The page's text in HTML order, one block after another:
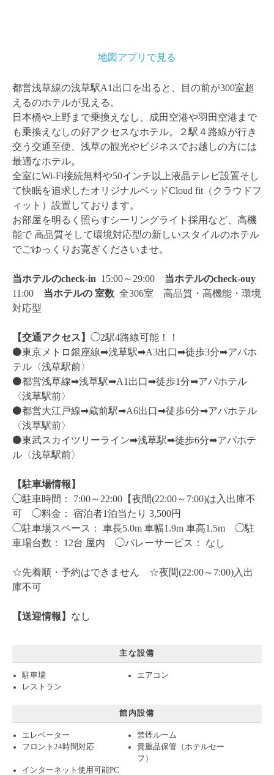
地図アプリで見る
都営浅草線の浅草駅A1出口を出ると、目の前が300室超
えるのホテルが見える。
日本橋や上野まで乗換えなし、成田空港や羽田空港まで
も乗換えなしの好アクセスなホテル。２駅４路線が行き
交う交通至便、浅草の観光やビジネスでお越しの方には
最適なホテル。
全室にWi-Fi接続無料や50インチ以上液晶テレビ設置そし
て快眠を追求したオリジナルベッドCloud fit（クラウドフ
ィット）設置しております。
お部屋を明るく照らすシーリングライト採用など、高機
能で 高品質そして環境対応型の新しいスタイルのホテル
でごゆっくりお寛ぎくださいませ。
当ホテルのcheck-in 15:00～29:00 当ホテルのcheck-ouy
11:00 当ホテルの 室数 全306室 高品質・高機能・環境
対応型
【交通アクセス】 ◯2駅4路線可能！！
⚫️東京メトロ銀座線➡︎浅草駅➡︎A3出口➡︎徒歩3分➡︎アパホ
テル〈浅草駅前〉
⚫️都営浅草線➡︎浅草駅➡︎A1出口➡︎徒歩1分➡︎アパホテル
〈浅草駅前〉
⚫️都営大江戸線➡︎蔵前駅➡︎A6出口➡︎徒歩6分➡︎アパホテル
〈浅草駅前〉
⚫️東武スカイツリーライン➡︎浅草駅➡︎徒歩6分➡︎アパホテ
ル〈浅草駅前〉
【駐車場情報】
◯駐車時間： 7:00～22:00【夜間(22:00～7:00)は入出庫不
可 ◯料金： 宿泊者1泊当たり 3,500円
◯駐車場スペース： 車長5.0m 車幅1.9m 車高1.5m ◯駐
車場台数： 12台 屋内 ◯バレーサービス： なし
☆先着順・予約はできません ☆夜間(22:00～7:00)入出
庫不可
【送迎情報】 なし
主な設備
駐車場
エアコン
レストラン
館内設備
エレベーター
禁煙ルーム
フロント24時間対応
貴重品保管（ホテルセー
フ）
インターネット使用可能PC